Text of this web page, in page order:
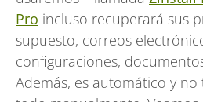
Pro incluso recuperará sus
supuesto, correos
configuraciones,
Además, es automático y